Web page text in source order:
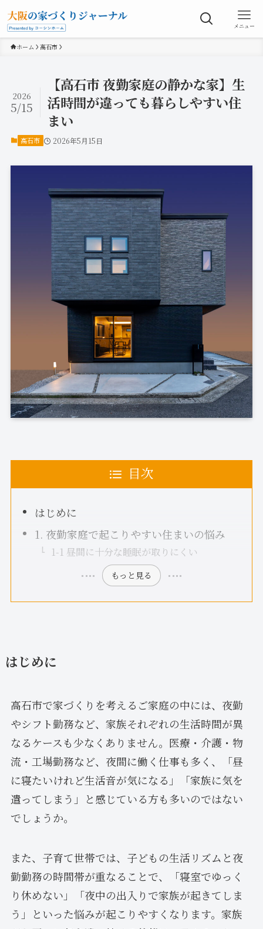
メニュー
ホーム 高石市
【高石市 夜勤家庭の静かな家】生
活時間が違っても暮らしやすい住
まい
2026
5/15
高石市 2026年5月15日
目次
はじめに
1. 夜勤家庭で起こりやすい住まいの悩み
1-1 昼間に十分な睡眠が取りにくい
もっと見る
はじめに
高石市で家づくりを考えるご家庭の中には、夜勤
やシフト勤務など、家族それぞれの生活時間が異
なるケースも少なくありません。医療・介護・物
流・工場勤務など、夜間に働く仕事も多く、「昼
に寝たいけれど生活音が気になる」「家族に気を
遣ってしまう」と感じている方も多いのではない
でしょうか。
また、子育て世帯では、子どもの生活リズムと夜
勤勤務の時間帯が重なることで、「寝室でゆっく
り休めない」「夜中の出入りで家族が起きてしま
う」といった悩みが起こりやすくなります。家族